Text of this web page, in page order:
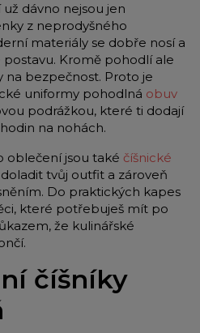
dávno nejsou jen
z neprodyšného
materiály se dobře nosí a
Kromě pohodlí ale
na bezpečnost. Proto je
uniformy pohodlná obuv
podrážkou, které ti dodají
na nohách.
oblečení jsou také číšnické
tvůj outfit a zároveň
Do praktických kapes
které potřebuješ mít po
že kulinářské
číšníky